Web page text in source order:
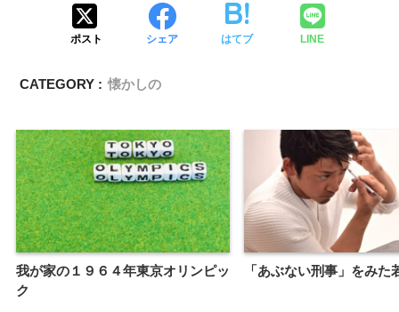
ポスト シェア はてブ LINE
CATEGORY : 懐かしの
我が家の１９６４年東京オリンピッ
ク
「あぶない刑事」をみた